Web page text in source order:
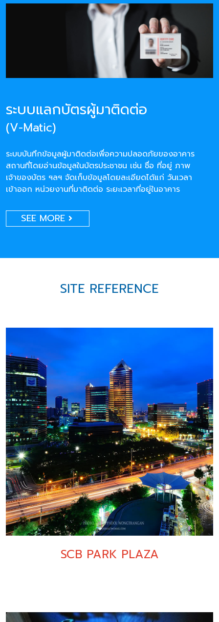
ระบบแลกบัตรผู้มาติดต่อ
(V-Matic)
ระบบบันทึกข้อมูลผู้มาติดต่อเพื่อความปลอดภัยของอาคาร
สถานที่โดยอ่านข้อมูลในบัตรประชาชน เช่น ชื่อ ที่อยู่ ภาพ
เจ้าของบัตร ฯลฯ จัดเก็บข้อมูลโดยละเอียดได้แก่ วันเวลา
เข้าออก หน่วยงานที่มาติดต่อ ระยะเวลาที่อยู่ในอาคาร
SEE MORE
SITE REFERENCE
SCB PARK PLAZA